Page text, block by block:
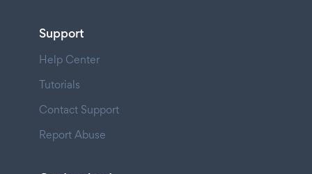
Support
Help Center
Tutorials
Contact Support
Report Abuse